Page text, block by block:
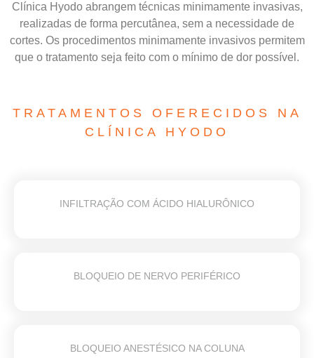
Clínica Hyodo abrangem técnicas minimamente invasivas,
realizadas de forma percutânea, sem a necessidade de
cortes. Os procedimentos minimamente invasivos permitem
que o tratamento seja feito com o mínimo de dor possível.
TRATAMENTOS OFERECIDOS NA
CLÍNICA HYODO
INFILTRAÇÃO COM ÁCIDO HIALURÔNICO
BLOQUEIO DE NERVO PERIFÉRICO
BLOQUEIO ANESTÉSICO NA COLUNA